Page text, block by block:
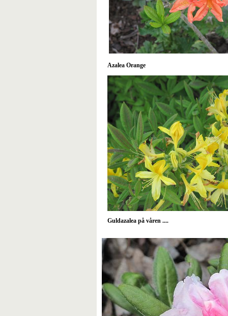
Azalea Orange
Guldazalea på våren ....